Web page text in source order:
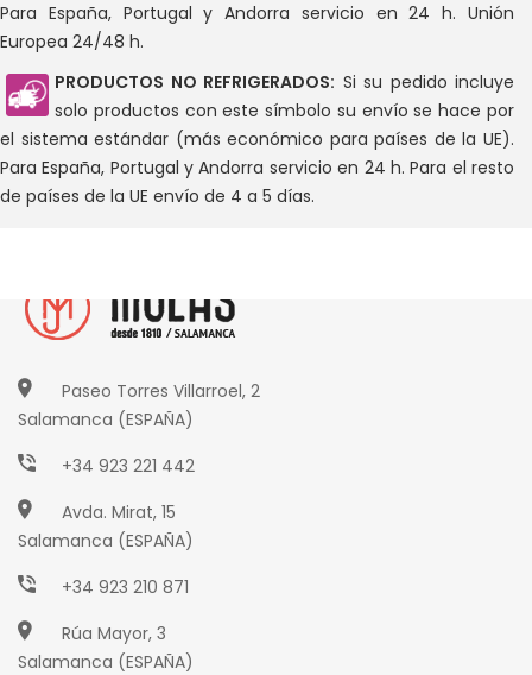
Para España, Portugal y Andorra servicio en 24 h. Unión
Europea 24/48 h.
PRODUCTOS NO REFRIGERADOS: Si su pedido incluye
solo productos con este símbolo su envío se hace por
el sistema estándar (más económico para países de la UE).
Para España, Portugal y Andorra servicio en 24 h. Para el resto
de países de la UE envío de 4 a 5 días.
Paseo Torres Villarroel, 2
Salamanca (ESPAÑA)
+34 923 221 442
Avda. Mirat, 15
Salamanca (ESPAÑA)
+34 923 210 871
Rúa Mayor, 3
Salamanca (ESPAÑA)